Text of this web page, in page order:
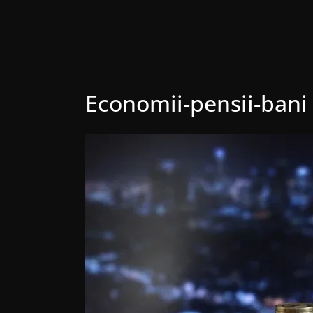
Economii-pensii-bani